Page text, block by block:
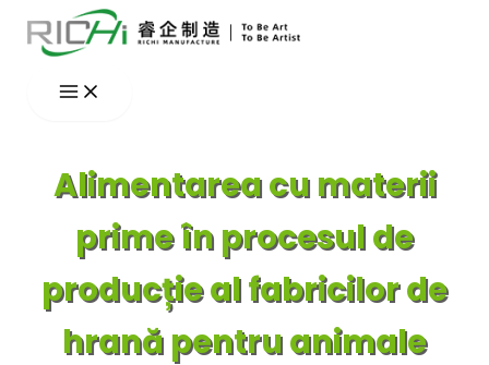
Skip
Alimentarea cu materii
prime în procesul de
producție al fabricilor de
hrană pentru animale